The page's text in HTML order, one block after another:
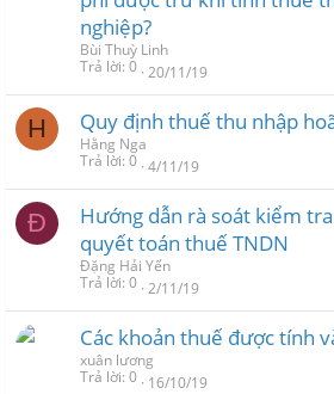
nghiệp?
Bùi Thuỳ Linh
Trả lời 0 20/11/19
H Quy định thuế thu nhập
Hằng Nga
Trả lời 0 4/11/19
Đ
Hướng dẫn rà soát kiểm
quyết toán thuế TNDN
Đặng Hải Yến
Trả lời 0 2/11/19
Các khoản thuế được tính
xuân lương
Trả lời 0 16/10/19